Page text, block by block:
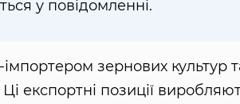
у повідомленні.
зернових культур
експортні позиції